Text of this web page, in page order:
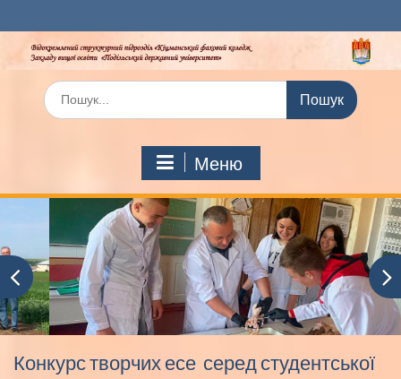
до
вмісту
Шукати:
Меню
Конкурс творчих есе серед студентської